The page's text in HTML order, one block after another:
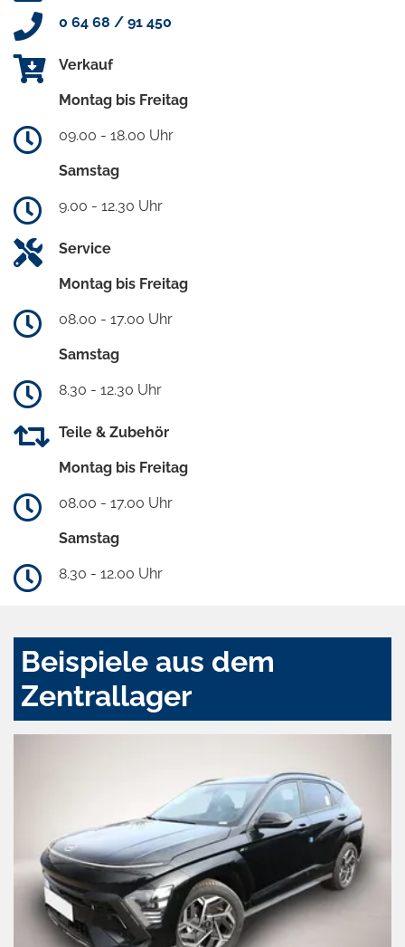
0 64 68 / 91 450
Verkauf
Montag bis Freitag
09.00 - 18.00 Uhr
Samstag
9.00 - 12.30 Uhr
Service
Montag bis Freitag
08.00 - 17.00 Uhr
Samstag
8.30 - 12.30 Uhr
Teile & Zubehör
Montag bis Freitag
08.00 - 17.00 Uhr
Samstag
8.30 - 12.00 Uhr
Beispiele aus dem
Zentrallager